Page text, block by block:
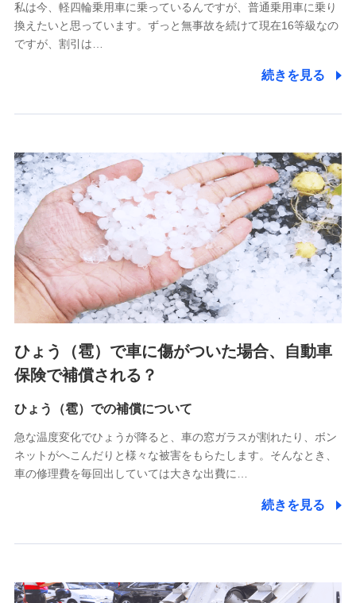
(https://pshoken.co.jp/)
リトルファミリー少額短期保険株式会社
(https://www.littlefamily-ssi.com/)
郵便、電話、およびＥメール等により、当社と取引のあるも
た維持管理等の委託業務遂行のため、またそれらに付帯、関
連する当社および提携会社のサービスを案内、提供するため
（なお、当社は複数の保険会社と取引があり、取得した個人
情報を取引のある他の保険会社の商品・サービスをご提案す
るために利用させていただくことがあります。）
上記に係る連絡・手続き・管理等付帯業務を行うため
3.セミナー募集サイトから取得した個人情報
各種セミナーの案内、開催のため
上記に係る連絡・手続き・管理等付帯業務を行うため
4.家族・友達紹介にて取得した個人情報
被紹介者への連絡、及び当社と取引のあるもしくは委託を受
けている保険会社・提携会社の保険その他に関する情報を提
供し、金融商品等の契約を勧奨するため
アンケートやキャンペーン等の実施のため
上記に係る連絡・手続き・管理等付帯業務を行うため
5.通話録音にて取得する情報
7.社員（従業者）の個人情報
私は今、軽四輪乗用車に乗っているんですが、普通乗用車に乗り
換えたいと思っています。ずっと無事故を続けて現在16等級なの
ですが、割引は…
続きを見る
ひょう（雹）で車に傷がついた場合、自動車
保険で補償される？
ひょう（雹）での補償について
急な温度変化でひょうが降ると、車の窓ガラスが割れたり、ボン
ネットがへこんだりと様々な被害をもらたします。そんなとき、
車の修理費を毎回出していては大きな出費に…
続きを見る